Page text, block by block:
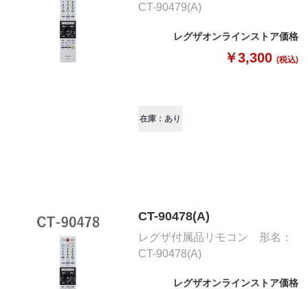
CT-90479(A)
レグザオンラインストア価格
￥3,300 (税込)
在庫：あり
CT-90478(A)
レグザ付属品リモコン 形名：
CT-90478(A)
レグザオンラインストア価格